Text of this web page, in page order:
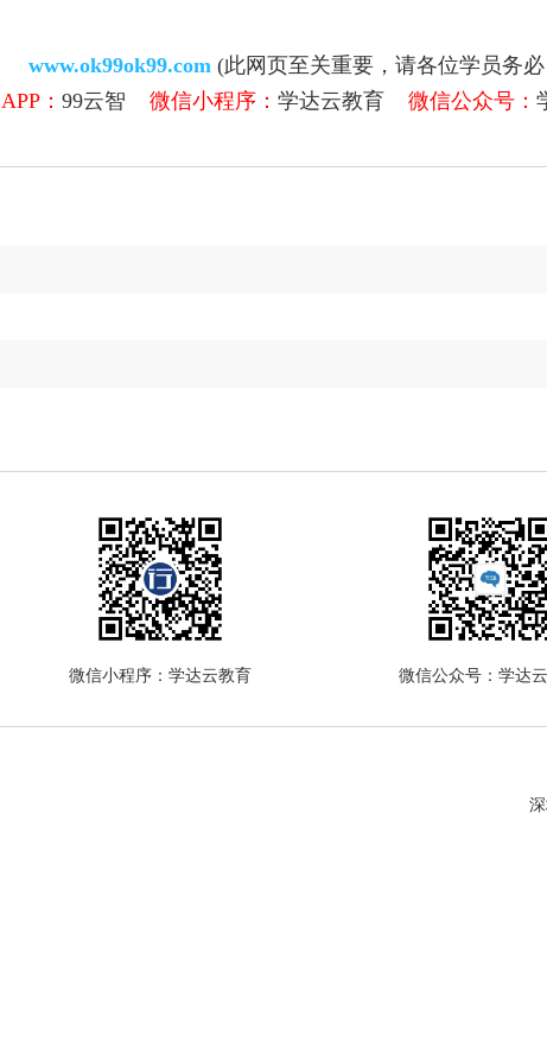
www.ok99ok99.com (此网页至关重要，请各位学员务必
APP： 99云智 微信小程序： 学达云教育 微信公众号：
微信小程序：学达云教育 微信公众号：学达